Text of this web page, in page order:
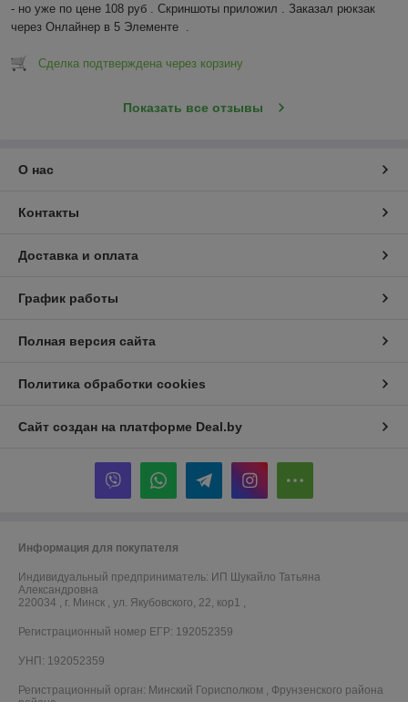
- но уже по цене 108 руб . Скриншоты приложил . Заказал рюкзак
через Онлайнер в 5 Элементе  .
Сделка подтверждена через корзину
Показать все отзывы
О нас
Контакты
Доставка и оплата
График работы
Полная версия сайта
Политика обработки cookies
Сайт создан на платформе Deal.by
Информация для покупателя
Индивидуальный предприниматель: ИП Шукайло Татьяна
Александровна
220034 , г. Минск , ул. Якубовского, 22, кор1 ,
Регистрационный номер ЕГР: 192052359
УНП: 192052359
Регистрационный орган: Минский Горисполком , Фрунзенского района